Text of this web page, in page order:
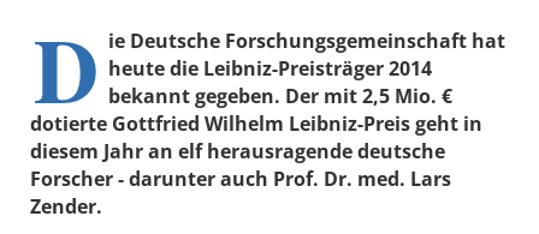
D ie Deutsche Forschungsgemeinschaft hat
heute die Leibniz-Preisträger 2014
bekannt gegeben. Der mit 2,5 Mio. €
dotierte Gottfried Wilhelm Leibniz-Preis geht in
diesem Jahr an elf herausragende deutsche
Forscher - darunter auch Prof. Dr. med. Lars
Zender.